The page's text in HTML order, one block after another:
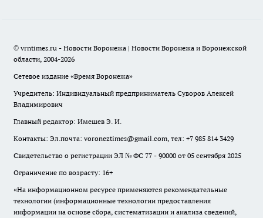
© vrntimes.ru - Новости Воронежа | Новости Воронежа и Воронежской
области, 2004-2026
Сетевое издание «Время Воронежа»
Учредитель: Индивидуальный предприниматель Суворов Алексей
Владимирович
Главный редактор: Имешев Э. И.
Контакты: Эл.почта: voroneztimes@gmail.com, тел: +7 985 814 3429
Свидетельство о регистрации ЭЛ № ФС 77 - 90000 от 05 сентября 2025
Ограничение по возрасту: 16+
«На информационном ресурсе применяются рекомендательные
технологии (информационные технологии предоставления
информации на основе сбора, систематизации и анализа сведений,